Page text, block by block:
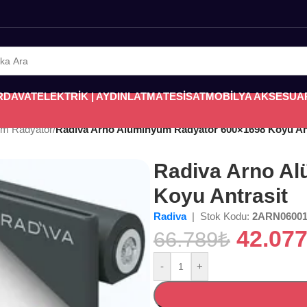
ELEKTRİK | AYDINLATMATESİSATMOBİLYA
Radyatör/Radiva Arno Alüminyum Radyatör 600×1698 Koyu
Radiva Arno
Koyu Antrasit
Radiva | Stok Kodu:
66.789₺ 42.077
- +